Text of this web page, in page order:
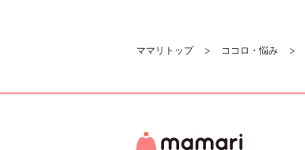
ママリトップ ココロ・悩み